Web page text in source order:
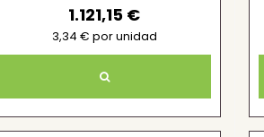
1.121,15 €
3,34 € por unidad